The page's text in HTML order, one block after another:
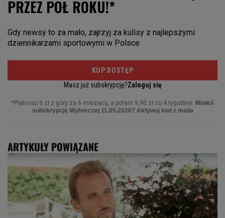
ARTYKUŁY POWIĄZANE